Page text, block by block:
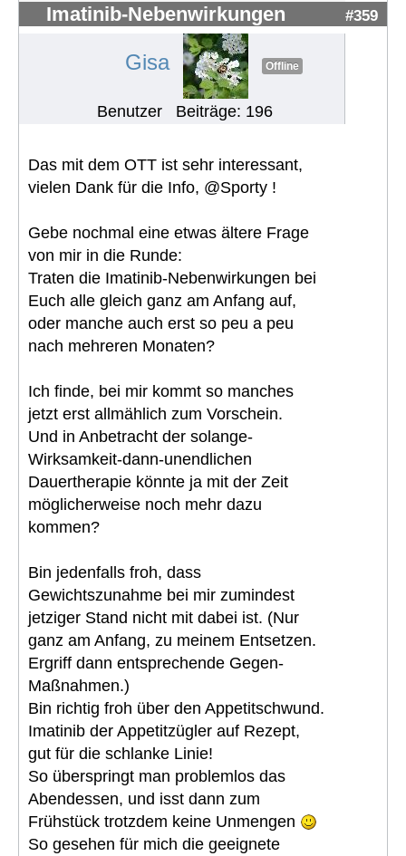
Imatinib-Nebenwirkungen #359
Gisa Offline
Benutzer Beiträge: 196
Das mit dem OTT ist sehr interessant,
vielen Dank für die Info, @Sporty !
Gebe nochmal eine etwas ältere Frage
von mir in die Runde:
Traten die Imatinib-Nebenwirkungen bei
Euch alle gleich ganz am Anfang auf,
oder manche auch erst so peu a peu
nach mehreren Monaten?
Ich finde, bei mir kommt so manches
jetzt erst allmählich zum Vorschein.
Und in Anbetracht der solange-
Wirksamkeit-dann-unendlichen
Dauertherapie könnte ja mit der Zeit
möglicherweise noch mehr dazu
kommen?
Bin jedenfalls froh, dass
Gewichtszunahme bei mir zumindest
jetziger Stand nicht mit dabei ist. (Nur
ganz am Anfang, zu meinem Entsetzen.
Ergriff dann entsprechende Gegen-
Maßnahmen.)
Bin richtig froh über den Appetitschwund.
Imatinib der Appetitzügler auf Rezept,
gut für die schlanke Linie!
So überspringt man problemlos das
Abendessen, und isst dann zum
Frühstück trotzdem keine Unmengen
So gesehen für mich die geeignete